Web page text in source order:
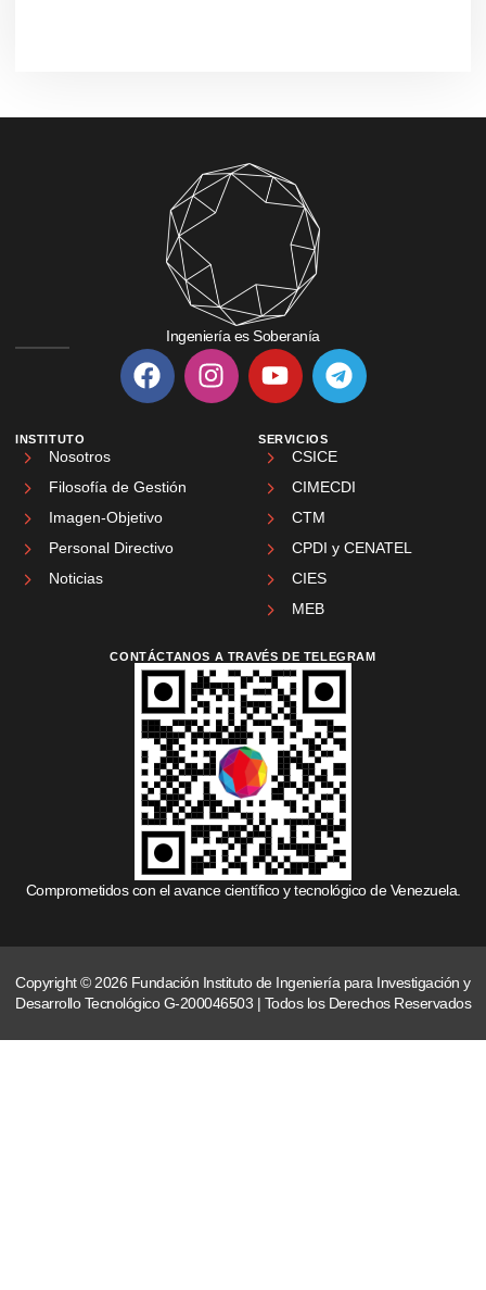
Ingeniería es Soberanía
INSTITUTO
Nosotros
Filosofía de Gestión
Imagen-Objetivo
Personal Directivo
Noticias
SERVICIOS
CSICE
CIMECDI
CTM
CPDI y CENATEL
CIES
MEB
CONTÁCTANOS A TRAVÉS DE TELEGRAM
Comprometidos con el avance científico y tecnológico de Venezuela.
Copyright © 2026 Fundación Instituto de Ingeniería para Investigación y
Desarrollo Tecnológico G-200046503 | Todos los Derechos Reservados